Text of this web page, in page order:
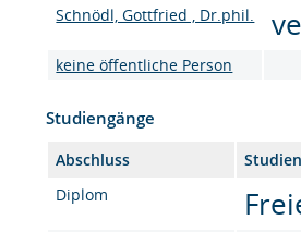
Schnödl, Gottfried , Dr.phil.
keine öffentliche Person
Studiengänge
Abschluss
Diplom